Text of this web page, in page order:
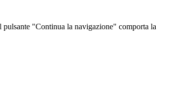
"Continua la navigazione" comporta la